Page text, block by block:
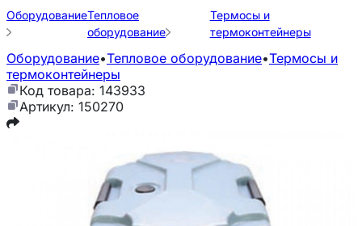
ОборудованиеТепловое
оборудование
Термосы и
термоконтейнеры
Оборудование•Тепловое оборудование•Термосы и
термоконтейнеры
Код товара: 143933
Артикул: 150270